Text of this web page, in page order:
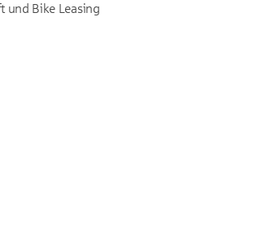
und Bike Leasing